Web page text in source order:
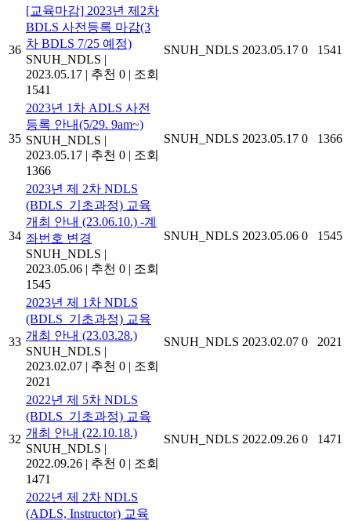
36
[교육마감] 2023년 제2차
BDLS 사전등록 마감(3
차 BDLS 7/25 예정)
SNUH_NDLS |
2023.05.17 | 추천 0 | 조회
1541
SNUH_NDLS 2023.05.17 0 1541
35
2023년 1차 ADLS 사전
등록 안내(5/29. 9am~)
SNUH_NDLS |
2023.05.17 | 추천 0 | 조회
1366
SNUH_NDLS 2023.05.17 0 1366
34
2023년 제 2차 NDLS
(BDLS_기초과정) 교육
개최 안내 (23.06.10.) -계
좌번호 변경
SNUH_NDLS |
2023.05.06 | 추천 0 | 조회
1545
SNUH_NDLS 2023.05.06 0 1545
33
2023년 제 1차 NDLS
(BDLS_기초과정) 교육
개최 안내 (23.03.28.)
SNUH_NDLS |
2023.02.07 | 추천 0 | 조회
2021
SNUH_NDLS 2023.02.07 0 2021
32
2022년 제 5차 NDLS
(BDLS_기초과정) 교육
개최 안내 (22.10.18.)
SNUH_NDLS |
2022.09.26 | 추천 0 | 조회
1471
SNUH_NDLS 2022.09.26 0 1471
2022년 제 2차 NDLS
(ADLS, Instructor) 교육